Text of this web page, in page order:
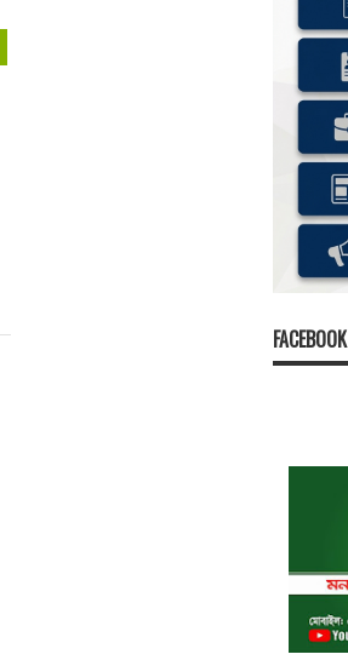
FACEBOOK